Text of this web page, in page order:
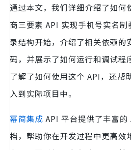
通过本文，我们详细介绍了如
商三要素 API 实现手机号实名
录结构开始，介绍了相关依赖的
码，并展示了如何运行和调试程
了解了如何使用这个 API，还帮
入到实际项目中。
幂简集成 API 平台提供了丰富
档，帮助你在开发过程中更高效